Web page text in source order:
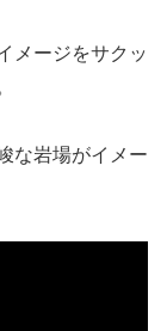
メージをサクッ
な岩場がイメー